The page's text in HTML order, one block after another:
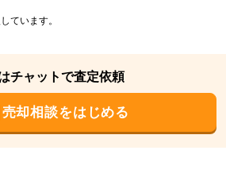
円
台二丁目
ています。
チャットで査定依頼
売却相談をはじめる